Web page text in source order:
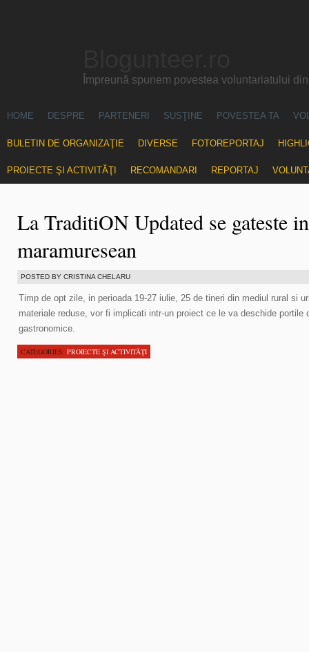
Împreună spunem povestea voluntariatului
HOME DESPRE PARTENERI SUSŢINE POVESTEA TA
BULETIN DE ORGANIZAŢIE DIVERSE FOTOREPORTAJ
PROIECTE ŞI ACTIVITĂŢI RECOMANDARI REPORTAJ
La TraditiON Updated se gateste
maramuresean
POSTED BY CRISTINA CHELARU
Timp de opt zile, in perioada 19-27 iulie, 25 de tineri din mediul rural si
materiale reduse, vor fi implicati intr-un proiect ce le va deschide
gastronomice.
CATEGORIES: PROIECTE ŞI ACTIVITĂŢI